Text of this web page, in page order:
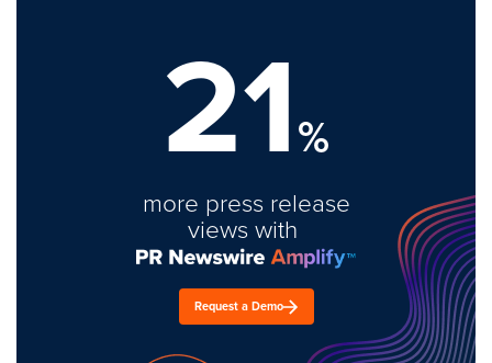
21%
more press release
views with
Request a Demo